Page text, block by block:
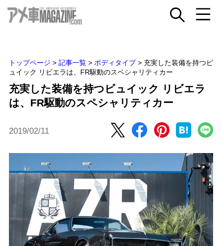
トップページ > 記事一覧 > ボディタイプ > 充実した装備を持つビ
ュイック リビエラは、FR駆動のスペシャリティカー
充実した装備を持つビュイック リビエラ
は、FR駆動のスペシャリティカー
2019/02/11